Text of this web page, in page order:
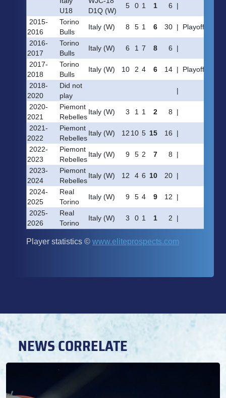
NEWS CORRELATE